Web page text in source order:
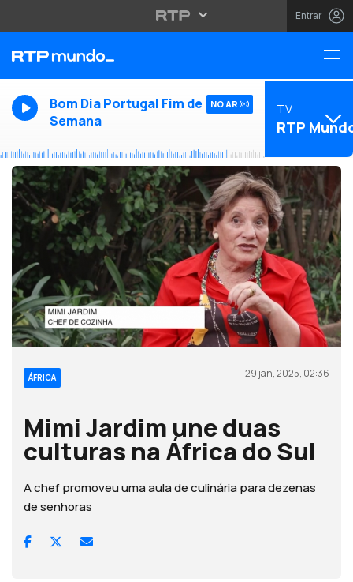
Entrar
Bom Dia Portugal Fim de
Semana
NO AR TV
RTP
ÁFRICA 29 jan, 2025, 02:36
Mimi Jardim une duas
culturas na África do Sul
A chef promoveu uma aula de culinária para dezenas
de senhoras